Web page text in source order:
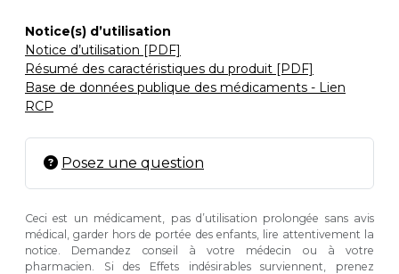
Notice(s) d’utilisation
Notice d’utilisation [PDF]
Résumé des caractéristiques du produit [PDF]
Base de données publique des médicaments - Lien
RCP
Posez une question
Ceci est un médicament, pas d’utilisation prolongée sans avis
médical, garder hors de portée des enfants, lire attentivement la
notice. Demandez conseil à votre médecin ou à votre
pharmacien. Si des Effets indésirables surviennent, prenez